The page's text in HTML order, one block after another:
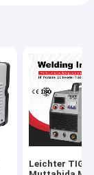
Leichter TIG-